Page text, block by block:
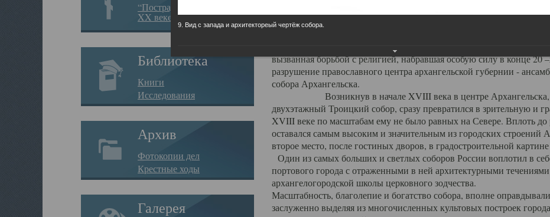
“Пострадавшие за веру в
XX веке на Севере”
Библиотека
Книги
Исследования
Архив
Фотокопии дел
Крестные ходы
Галерея
Сегодня мы можем говорить, что Архангельск в большей мере, чем
пострадал от целенаправленных систематических разрушений, в
выдающихся памятников архитектуры. Больше всего по старому
вызванная борьбой с религией, набравшая особую силу в конце 20
разрушение православного центра архангельской губернии -
собора Архангельска.
Возникнув в начале XVIII века в центре Архангельска,
двухэтажный Троицкий собор, сразу превратился в зрительную и
XVIII веке по масштабам ему не было равных на Севере. Вплоть
оставался самым высоким и значительным из городских строений
второе место, после гостиных дворов, в градостроительной
Один из самых больших и светлых соборов России воплотил в
портового города с отраженными в ней архитектурными
архангелогородской школы церковного зодчества.
Масштабность, благолепие и богатство собора, вполне
заслуженно выделяя из многочисленных культовых построек
9. Вид с запада и архитектореый чертёж собора.